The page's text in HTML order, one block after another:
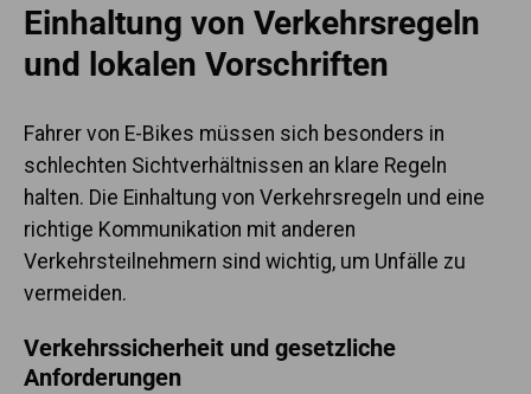
Einhaltung von Verkehrsregeln
und lokalen Vorschriften
Fahrer von E-Bikes müssen sich besonders in
schlechten Sichtverhältnissen an klare Regeln
halten. Die Einhaltung von Verkehrsregeln und eine
richtige Kommunikation mit anderen
Verkehrsteilnehmern sind wichtig, um Unfälle zu
vermeiden.
Verkehrssicherheit und gesetzliche
Anforderungen